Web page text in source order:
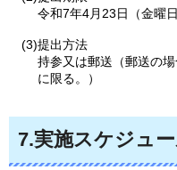
令和7年4月23日（金曜
(3)提出方法
持参又は郵送（郵送の
に限る。）
7.実施スケジュ